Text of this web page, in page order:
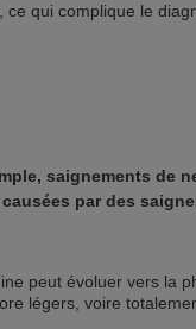
qui complique le
saignements de
par des
peut évoluer vers la
légers, voire